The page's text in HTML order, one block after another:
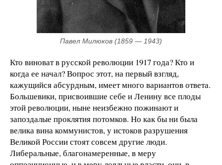
Павел Милюков (1859 — 1943)
Кто виноват в русской революции 1917 года? Кто и
когда ее начал? Вопрос этот, на первый взгляд,
кажущийся абсурдным, имеет много вариантов ответа.
Большевики, присвоившие себе и Ленину все плоды
этой революции, ныне неизбежно пожинают и
запоздалые проклятия потомков. Но как бы ни была
велика вина коммунистов, у истоков разрушения
Великой России стоят совсем другие люди.
Либеральные, благонамеренные, в меру